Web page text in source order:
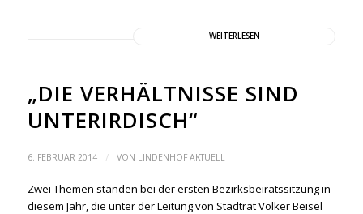
WEITERLESEN
„DIE VERHÄLTNISSE SIND
UNTERIRDISCH“
6. FEBRUAR 2014 / VON LINDENHOF AKTUELL
Zwei Themen standen bei der ersten Bezirksbeiratssitzung in
diesem Jahr, die unter der Leitung von Stadtrat Volker Beisel